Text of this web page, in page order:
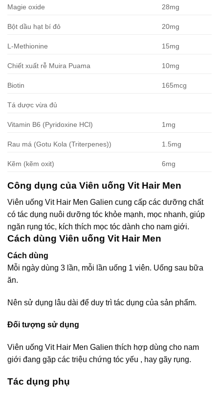
Magie oxide 28mg
Bột dầu hạt bí đỏ 20mg
L-Methionine 15mg
Chiết xuất rễ Muira Puama 10mg
Biotin 165mcg
Tá dược vừa đủ
Vitamin B6 (Pyridoxine HCl) 1mg
Rau má (Gotu Kola (Triterpenes)) 1.5mg
Kẽm (kẽm oxit) 6mg
Công dụng của Viên uống Vit Hair Men
Viên uống Vit Hair Men Galien cung cấp các dưỡng chất
có tác dụng nuôi dưỡng tóc khỏe mạnh, mọc nhanh, giúp
ngăn rụng tóc, kích thích mọc tóc dành cho nam giới.
Cách dùng Viên uống Vit Hair Men
Cách dùng
Mỗi ngày dùng 3 lần, mỗi lần uống 1 viên. Uống sau bữa
ăn.
Nên sử dụng lâu dài để duy trì tác dụng của sản phẩm.
Đối tượng sử dụng
Viên uống Vit Hair Men Galien thích hợp dùng cho nam
giới đang gặp các triệu chứng tóc yếu , hay gãy rụng.
Tác dụng phụ